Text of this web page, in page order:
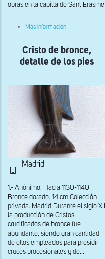
obras en la capilla de Sant Erasme
Más información
Crist
de
Cristo de bronce,
detalle de los pies
Madrid
1.- Anónimo. Hacia 1130-1140
Bronce dorado. 14 cm Colección
privada. Madrid Durante el siglo XII
la producción de Cristos
crucificados de bronce fue
abundante, siendo gran cantidad
de ellos empleados para presidir
cruces procesionales y de...